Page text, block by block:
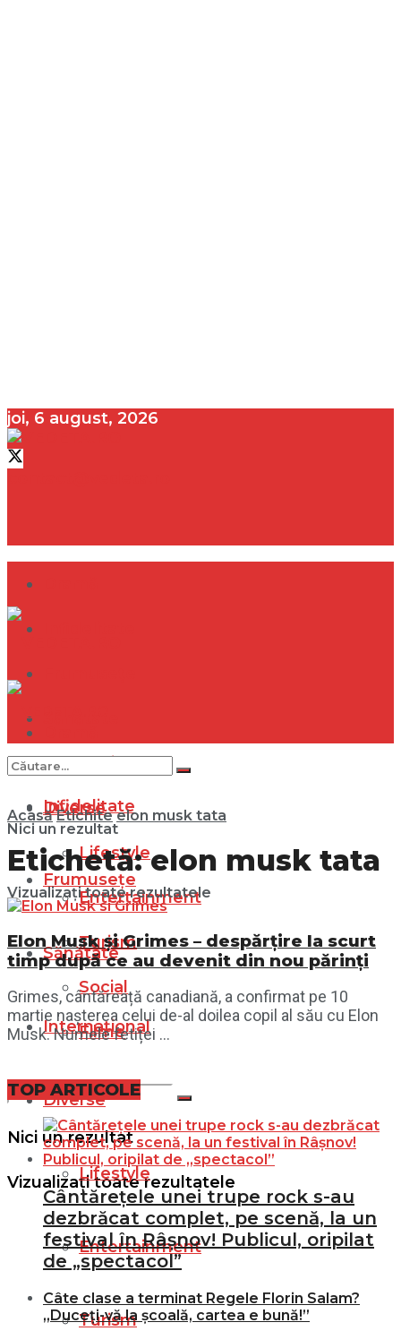
joi, 6 august, 2026
Internațional
Diverse
Lifestyle
Entertainment
Turism
Social
Filme
Nici un rezultat
Vizualizați toate rezultatele
Infidelitate
Frumusețe
Sănătate
Internațional
Diverse
Lifestyle
Entertainment
Turism
Nici un rezultat
Vizualizați toate rezultatele
Acasă Etichite elon musk tata
Etichetă:elon musk tata
Elon Musk și Grimes – despărțire la scurt
timp după ce au devenit din nou părinți
Grimes, cântăreață canadiană, a confirmat pe 10
martie nașterea celui de-al doilea copil al său cu Elon
Musk. Numele fetiței ...
TOP ARTICOLE
Cântărețele unei trupe rock s-au
dezbrăcat complet, pe scenă, la un
festival în Râșnov! Publicul, oripilat
de „spectacol”
Câte clase a terminat Regele Florin Salam?
„Duceți-vă la școală, cartea e bună!”